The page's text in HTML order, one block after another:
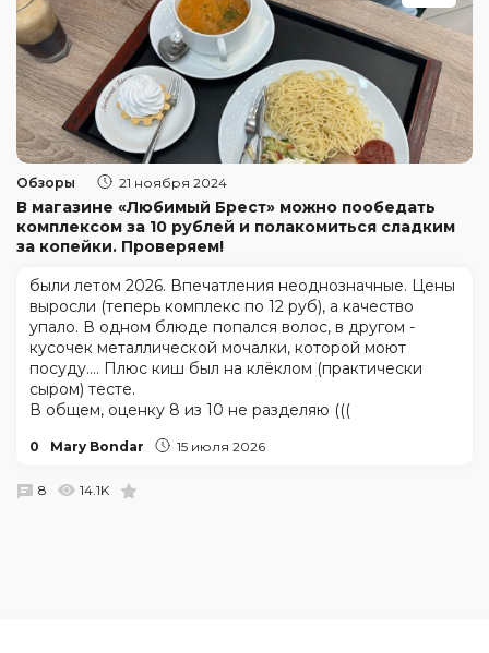
Обзоры 21 ноября 2024
В магазине «Любимый Брест» можно пообедать
комплексом за 10 рублей и полакомиться сладким
за копейки. Проверяем!
были летом 2026. Впечатления неоднозначные. Цены
выросли (теперь комплекс по 12 руб), а качество
упало. В одном блюде попался волос, в другом -
кусочек металлической мочалки, которой моют
посуду.... Плюс киш был на клёклом (практически
сыром) тесте.
В общем, оценку 8 из 10 не разделяю (((
0 Mary Bondar 15 июля 2026
8 14.1K